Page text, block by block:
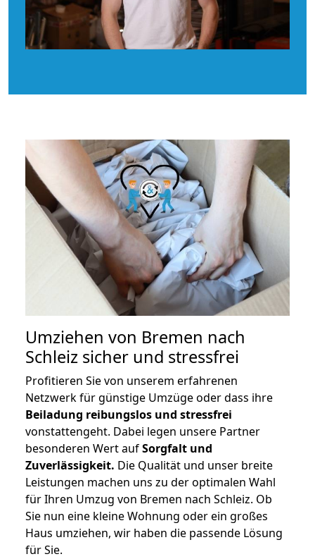
Umziehen von Bremen nach
Schleiz sicher und stressfrei
Profitieren Sie von unserem erfahrenen
Netzwerk für günstige Umzüge oder dass ihre
Beiladung reibungslos und stressfrei
vonstattengeht. Dabei legen unsere Partner
besonderen Wert aufSorgfalt und
Zuverlässigkeit. Die Qualität und unser breite
Leistungen machen uns zu der optimalen Wahl
für Ihren Umzug von Bremen nach Schleiz. Ob
Sie nun eine kleine Wohnung oder ein großes
Haus umziehen, wir haben die passende Lösung
für Sie.